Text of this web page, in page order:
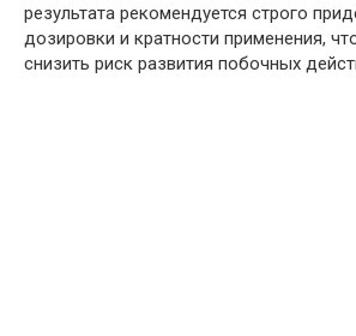
результата рекомендуется строго
дозировки и кратности применения,
снизить риск развития побочных